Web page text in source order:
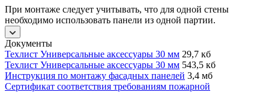
При монтаже следует учитывать, что для одной стены
необходимо использовать панели из одной партии.
Документы
Техлист Универсальные аксессуары 30 мм 29,7 кб
Техлист Универсальные аксессуары 30 мм 543,5 кб
Инструкция по монтажу фасадных панелей 3,4 мб
Сертификат соответствия требованиям пожарной